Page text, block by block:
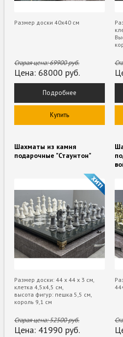
Размер доски 40х40 см
Старая цена:69900руб.
Цена: 68000 руб.
Подробнее
Купить
Шахматы из камня
подарочные "Стаунтон"
Размер доски: 44 х 44 х 3 см,
клетка 4,5х4,5 см,
высота фигур: пешка 5,5 см,
король 9,1 см
Старая цена:52500руб.
Цена: 41990 руб.